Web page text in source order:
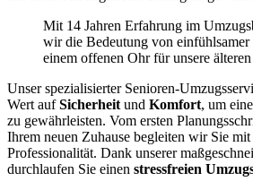
Mit 14 Jahren Erfahrung im
wir die Bedeutung von einfühlsamer
einem offenen Ohr für unsere
Unser spezialisierter Senioren-
Wert aufSicherheit und Komfort, um
zu gewährleisten. Vom ersten
Ihrem neuen Zuhause begleiten wir Sie
Professionalität. Dank unserer
durchlaufen Sie einen stressfreien